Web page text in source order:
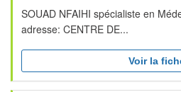
SOUAD NFAIHI spécialiste en
adresse: CENTRE DE...
Voir la